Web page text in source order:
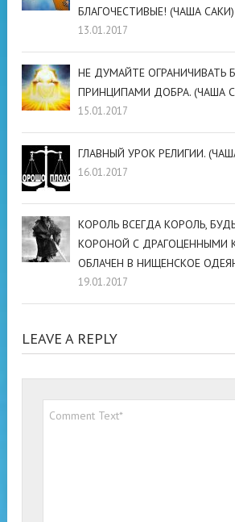
БЛАГОЧЕСТИВЫЕ! (ЧАША САКИ)
13.01.2017
НЕ ДУМАЙТЕ ОГРАНИЧИВАТЬ
ПРИНЦИПАМИ ДОБРА. (ЧАША
15.01.2017
ГЛАВНЫЙ УРОК РЕЛИГИИ.
16.01.2017
КОРОЛЬ ВСЕГДА КОРОЛЬ,
КОРОНОЙ С ДРАГОЦЕННЫМИ
ОБЛАЧЕН В НИЩЕНСКОЕ
19.01.2017
LEAVE A REPLY